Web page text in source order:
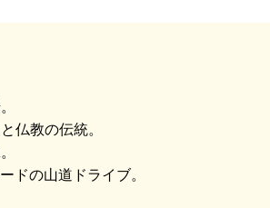
の形です。地元の言い伝えでは、ここ
い伝えを試すために世界中からやって
では40年以上にわたってミイラ化した
仏教の伝統。
ドの山道ドライブ。